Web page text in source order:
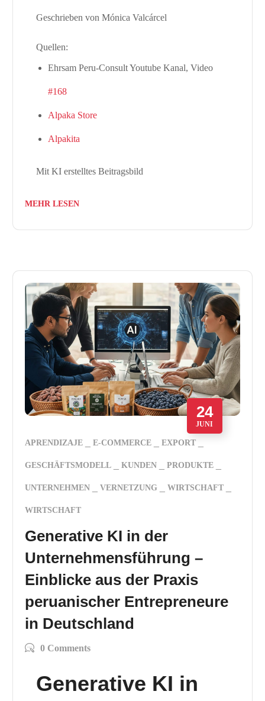
Geschrieben von Mónica Valcárcel
Quellen:
Ehrsam Peru-Consult Youtube Kanal, Video
#168
Alpaka Store
Alpakita
Mit KI erstelltes Beitragsbild
MEHR LESEN
24
JUNI
APRENDIZAJE E-COMMERCE EXPORT
GESCHÄFTSMODELL KUNDEN PRODUKTE
UNTERNEHMEN VERNETZUNG WIRTSCHAFT
WIRTSCHAFT
Generative KI in der
Unternehmensführung –
Einblicke aus der Praxis
peruanischer Entrepreneure
in Deutschland
0 Comments
Generative KI in